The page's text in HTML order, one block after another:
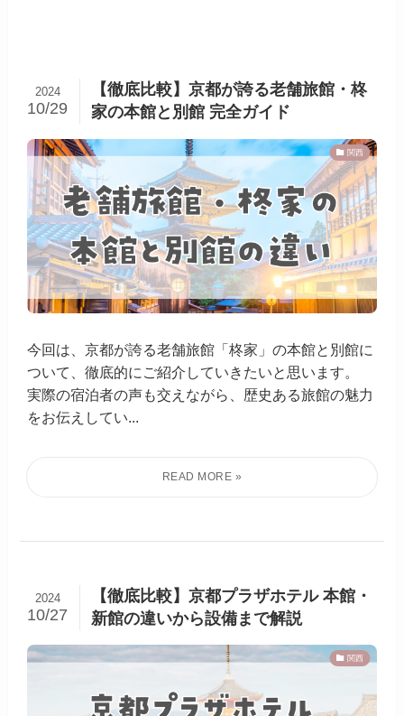
【徹底比較】京都が誇る老舗旅館・柊
家の本館と別館 完全ガイド
2024
10/29
関西
今回は、京都が誇る老舗旅館「柊家」の本館と別館に
ついて、徹底的にご紹介していきたいと思います。
実際の宿泊者の声も交えながら、歴史ある旅館の魅力
をお伝えしてい...
【徹底比較】京都プラザホテル 本館・
新館の違いから設備まで解説
2024
10/27
関西